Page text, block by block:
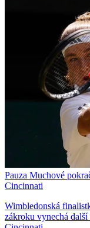
Pauza Muchové
Cincinnati
Wimbledonská
zákroku vynechá